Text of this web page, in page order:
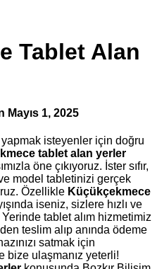
Tablet Alan
Mayıs 1, 2025
yapmak isteyenler için doğru
tablet alan yerler
öne çıkıyoruz. İster sıfır,
model tabletinizi gerçek
Özellikle Küçükçekmece
iseniz, sizlere hızlı ve
tablet alım hizmetimiz
teslim alıp anında ödeme
satmak için
bize ulaşmanız yeterli!